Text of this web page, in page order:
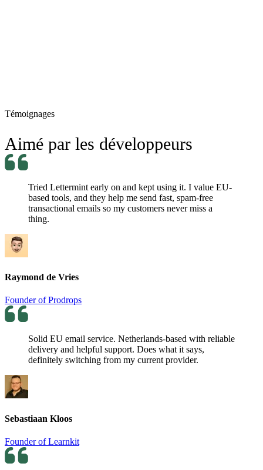
Témoignages
Aimé par les développeurs
Tried Lettermint early on and kept using it. I value EU-
based tools, and they help me send fast, spam-free
transactional emails so my customers never miss a
thing.
Raymond de Vries
Founder of Prodrops
Solid EU email service. Netherlands-based with reliable
delivery and helpful support. Does what it says,
definitely switching from my current provider.
Sebastiaan Kloos
Founder of Learnkit